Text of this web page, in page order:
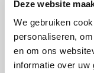
Deze website
We gebruiken
personaliseren,
en om ons
informatie over uw
Producten